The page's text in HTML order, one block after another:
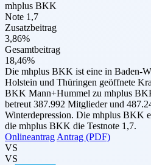
mhplus BKK
Note 1,7
Zusatzbeitrag
3,86%
Gesamtbeitrag
18,46%
Die mhplus BKK ist eine in Baden-
Holstein und Thüringen geöffnete
BKK Mann+Hummel zu mhplus
betreut 387.992 Mitglieder und
Winterdepression. Die mhplus BKK
die mhplus BKK die Testnote 1,7.
Onlineantrag Antrag (PDF)
VS
VS